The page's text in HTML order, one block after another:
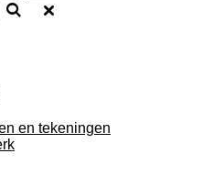
en tekeningen